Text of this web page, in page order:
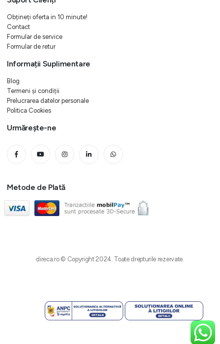
Obțineți oferta in 10 minute!
Contact
Formular de service
Formular de retur
Informații Suplimentare
Blog
Termeni și condiții
Prelucrarea datelor personale
Politica Cookies
Urmărește-ne
Metode de Plată
direca.ro © Copyright 2024. Toate drepturile rezervate.